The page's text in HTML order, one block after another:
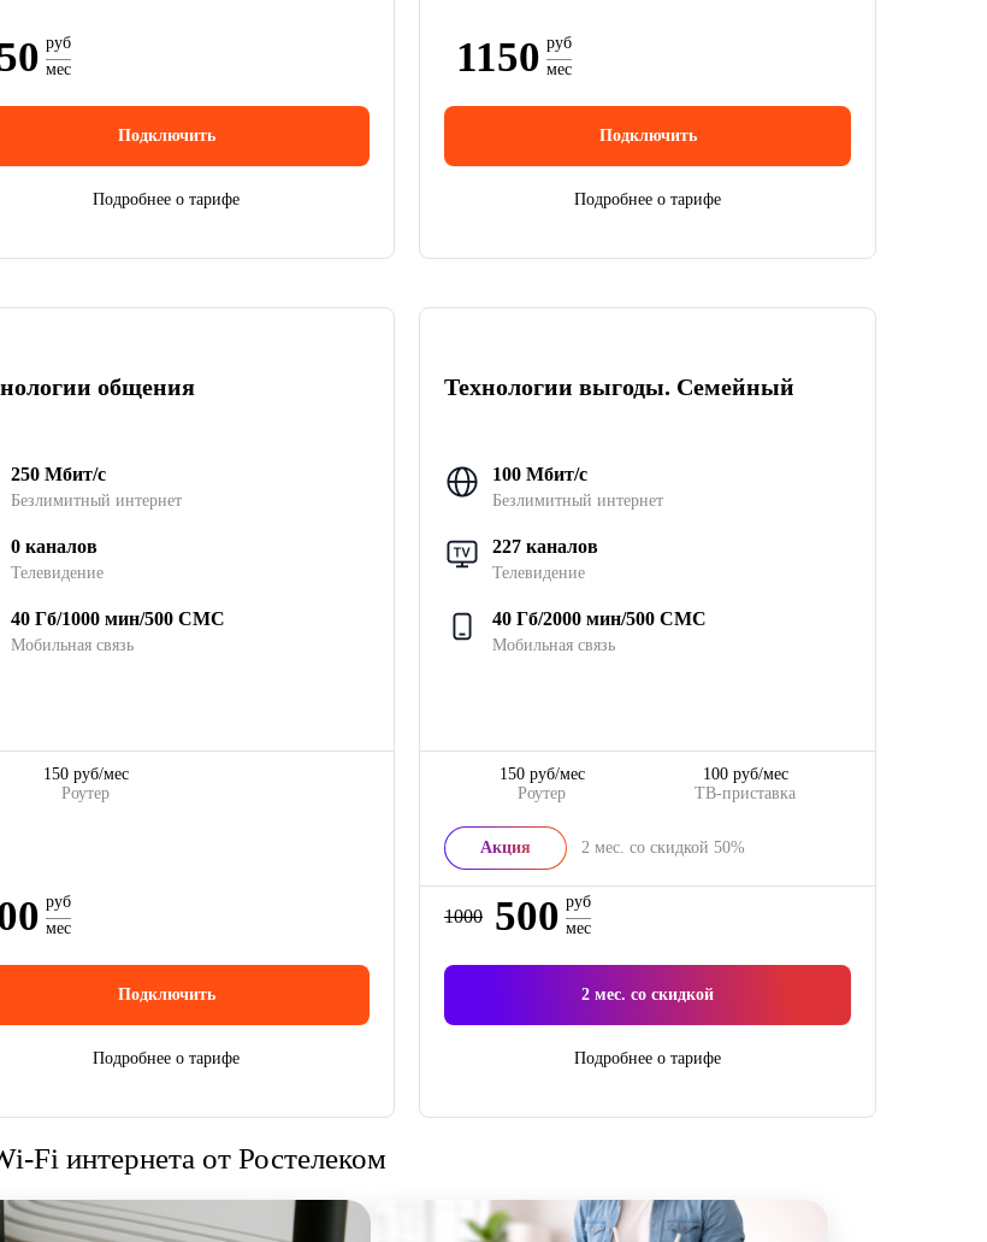
руб
мес
Подключить
Подробнее о тарифе
1150 руб
мес
Подключить
Подробнее о тарифе
общения
250 Мбит/с
Безлимитный интернет
0 каналов
Телевидение
40 Гб/1000 мин/500 СМС
Мобильная связь
Роутер
150 руб/мес
руб
мес
Подключить
Подробнее о тарифе
Технологии выгоды. Семейный
100 Мбит/с
Безлимитный интернет
227 каналов
Телевидение
40 Гб/2000 мин/500 СМС
Мобильная связь
Роутер
150 руб/мес
ТВ-приставка
100 руб/мес
Акция 2 мес. со скидкой 50%
1000 500 руб
мес
2 мес. со скидкой
Подробнее о тарифе
Fi интернета от Ростелеком